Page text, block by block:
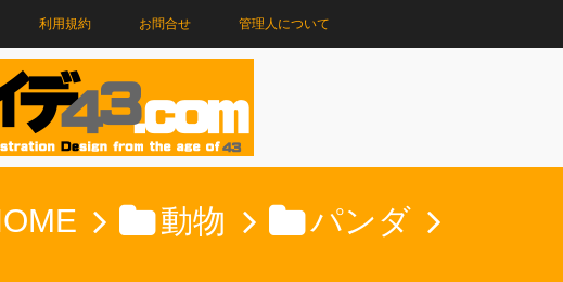
利用規約 お問合せ 管理人について
動物 パンダ